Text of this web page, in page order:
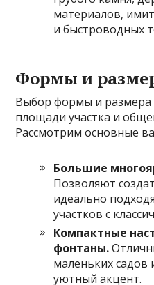
материалов,
и быстроводных
Формы и
Выбор формы и размера
площади участка и
Рассмотрим основные
Большие
Позволяют
идеально
участков с
Компактные
фонтаны.
маленьких садов
уютный акцент.